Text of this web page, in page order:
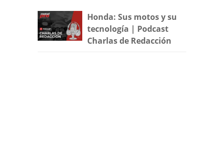
Honda: Sus motos y su
tecnología | Podcast
Charlas de Redacción